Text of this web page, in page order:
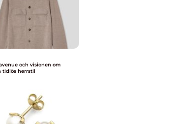
och visionen om
tidlös herrstil